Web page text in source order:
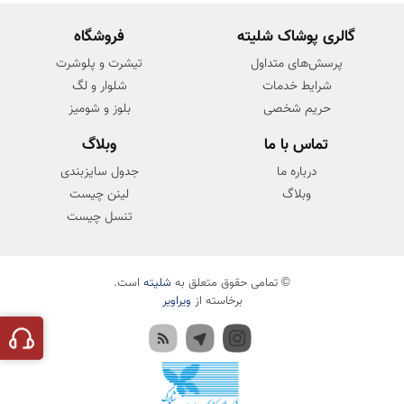
گالری پوشاک شلیته
پرسش‌های متداول
شرایط خدمات
حریم شخصی
فروشگاه
تیشرت و پلوشرت
شلوار و لگ
بلوز و شومیز
تماس با ما
درباره ما
وبلاگ
وبلاگ
جدول سایزبندی
لینن چیست
تنسل چیست
© تمامی حقوق متعلق به شلیته است.
برخاسته از ویراویر